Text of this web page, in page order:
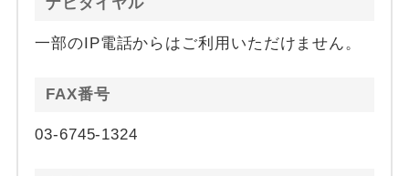
ナビダイヤル
一部のIP電話からはご利用いただけません。
FAX番号
03-6745-1324